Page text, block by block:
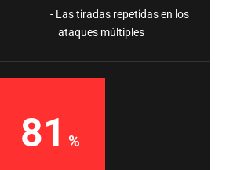
Las tiradas repetidas en los
ataques múltiples
81